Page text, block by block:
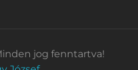
jog fenntartva!